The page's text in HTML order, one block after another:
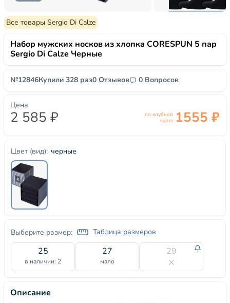
Все товары Sergio Di Calze
Набор мужских носков из хлопка CORESPUN 5 пар
Sergio Di Calze Черные
№12846Купили 328 раз0 Отзывов 0 Вопросов
Цвет (вид): черные
Выберите размер: Таблица размеров
25
в наличии: 2
27
мало
29
Цена
2 585 ₽
по клубной
карте 1555 ₽
Описание